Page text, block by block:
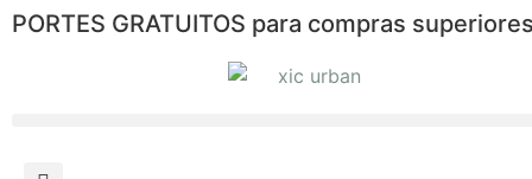
PORTES GRATUITOS para compras